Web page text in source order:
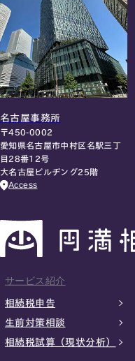
名古屋事務所
〒450-0002
愛知県名古屋市中村区名駅三丁
目28番12号
大名古屋ビルヂング25階
Access
サービス紹介
相続税申告
生前対策相談
相続税試算（現状分析）